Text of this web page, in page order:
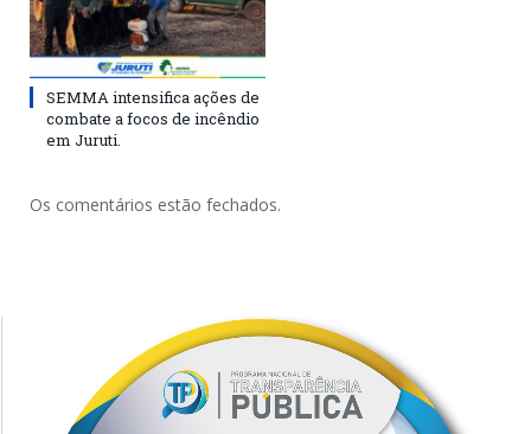
SEMMA intensifica ações de
combate a focos de incêndio
em Juruti.
Os comentários estão fechados.